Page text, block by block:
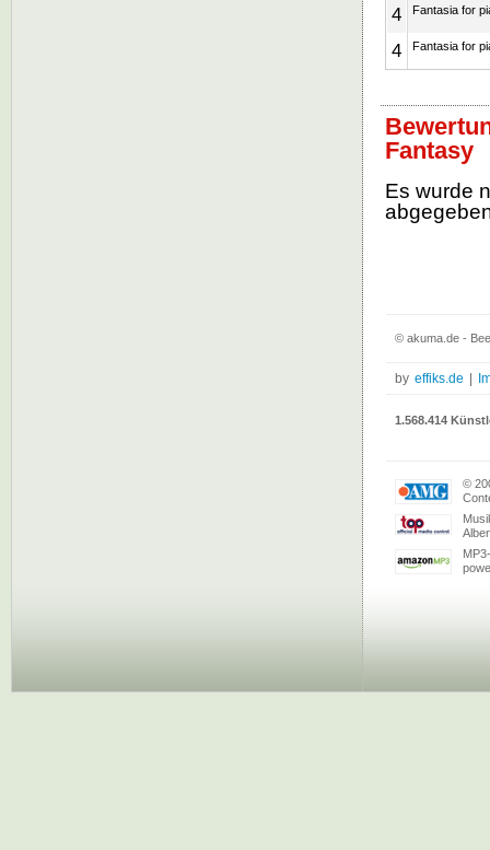
4 Fantasia for
4 Fantasia for
Fantasy
Es wurde
© akuma.de -
by effiks.de
1.568.414
©